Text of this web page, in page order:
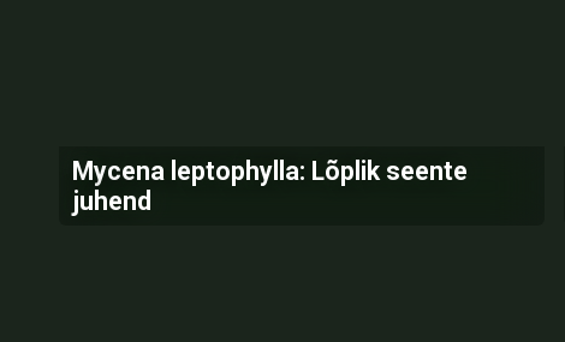
Mycena leptophylla: Lõplik seente
juhend